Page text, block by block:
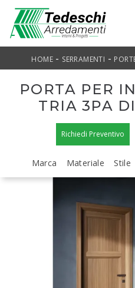
HOME - SERRAMENTI -
PORTA PER
TRIA 3PA
Richiedi Preventivo
Marca Materiale Stile